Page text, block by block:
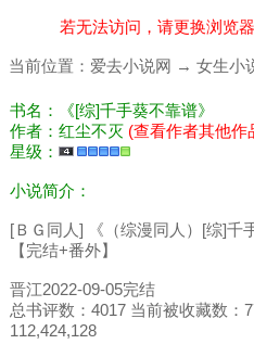
若无法访问，请更换浏览
当前位置： 爱去小说网 → 女生小
书名：《[综]千手葵不靠谱》
作者：红尘不灭 (查看作者其他作
星级：
小说简介：
[ＢＧ同人] 《（综漫同人）[综]千
【完结+番外】
晋江2022-09-05完结
总书评数：4017 当前被收藏数：
112,424,128